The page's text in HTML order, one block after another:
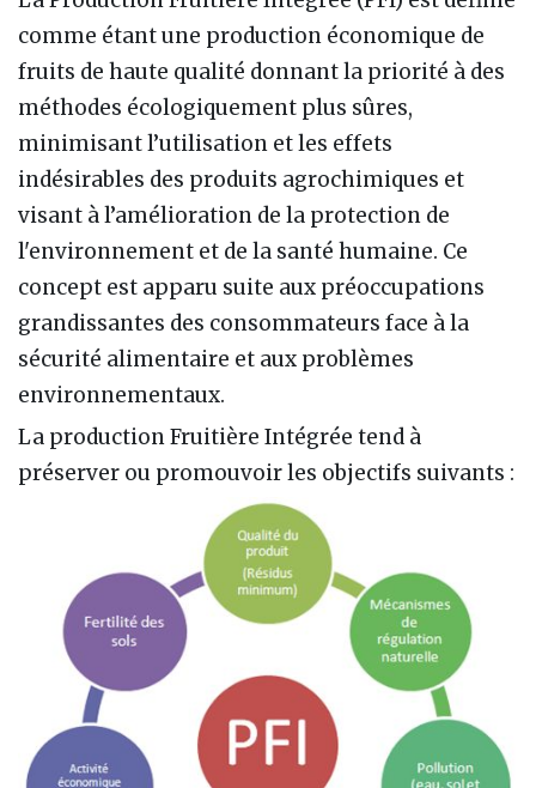
comme étant une production économique de
fruits de haute qualité donnant la priorité à des
méthodes écologiquement plus sûres,
minimisant l’utilisation et les effets
indésirables des produits agrochimiques et
visant à l’amélioration de la protection de
l'environnement et de la santé humaine. Ce
concept est apparu suite aux préoccupations
grandissantes des consommateurs face à la
sécurité alimentaire et aux problèmes
environnementaux.
La production Fruitière Intégrée tend à
préserver ou promouvoir les objectifs suivants :